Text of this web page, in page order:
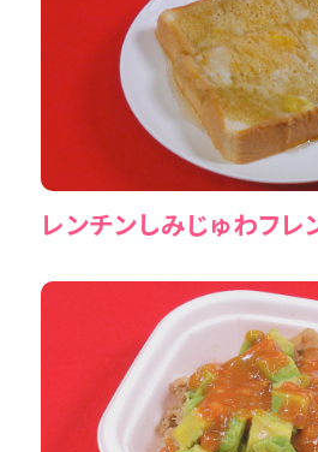
レンチンしみじゅわフレ